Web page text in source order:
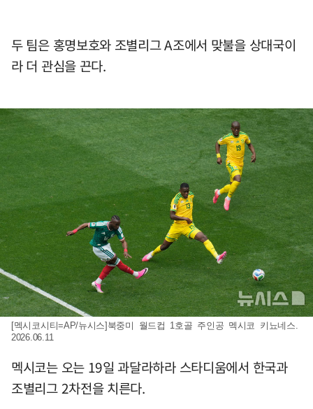
두 팀은 홍명보호와 조별리그 A조에서 맞불을 상대국이
라 더 관심을 끈다.
[멕시코시티=AP/뉴시스]북중미 월드컵 1호골 주인공 멕시코 키뇨네스.
2026.06.11
멕시코는 오는 19일 과달라하라 스타디움에서 한국과
조별리그 2차전을 치른다.